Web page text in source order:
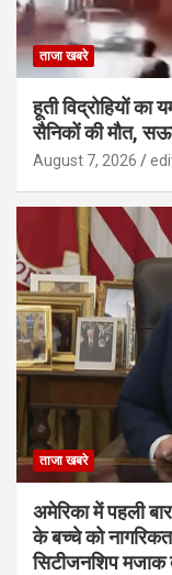
ताजा खबरे
हूती विद्रोहियों
सैनिकों की मौत,
August 7, 2026
ताजा खबरे
अमेरिका में पहली बार
के बच्चे को
सिटीजनशिप मजाक